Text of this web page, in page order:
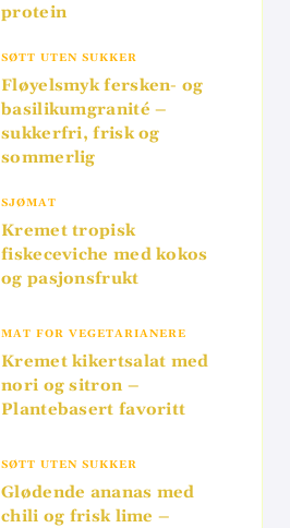
protein
SØTT UTEN SUKKER
Fløyelsmyk fersken- og
basilikumgranité –
sukkerfri, frisk og
sommerlig
SJØMAT
Kremet tropisk
fiskeceviche med kokos
og pasjonsfrukt
MAT FOR VEGETARIANERE
Kremet kikertsalat med
nori og sitron –
Plantebasert favoritt
SØTT UTEN SUKKER
Glødende ananas med
chili og frisk lime –